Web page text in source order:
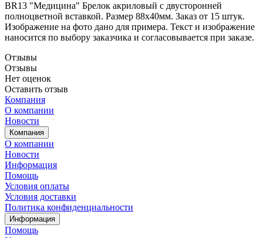
BR13 "Медицина" Брелок акриловый с двусторонней
полноцветной вставкой. Размер 88х40мм. Заказ от 15 штук.
Изображение на фото дано для примера. Текст и изображение
наносится по выбору заказчика и согласовывается при заказе.
Отзывы
Отзывы
Нет оценок
Оставить отзыв
Компания
О компании
Новости
Компания
О компании
Новости
Информация
Помощь
Условия оплаты
Условия доставки
Политика конфиденциальности
Информация
Помощь